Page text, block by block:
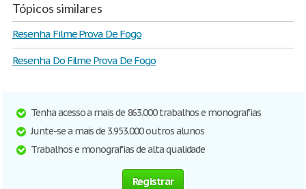
Tópicos similares
Resenha Filme Prova De Fogo
Resenha Do Filme Prova De Fogo
Tenha acesso a mais de 863.000 trabalhos e monografias
Junte-se a mais de 3.953.000 outros alunos
Trabalhos e monografias de alta qualidade
Registrar